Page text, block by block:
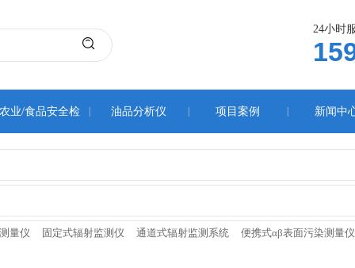
24小时
农业/食品安全检 油品分析仪 项目案例 新闻中
量仪 固定式辐射监测仪 通道式辐射监测系统 便携式αβ表面污染测量仪